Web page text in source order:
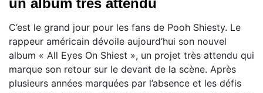
C’est le grand jour pour les fans de Pooh Shiesty. Le
rappeur américain dévoile aujourd’hui son nouvel
album « All Eyes On Shiest », un projet très attendu qui
marque son retour sur le devant de la scène. Après
plusieurs années marquées par l’absence et les défis